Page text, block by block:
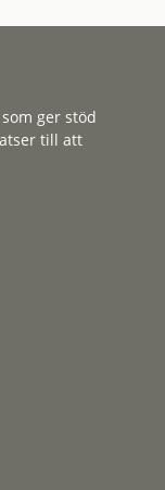
ger stöd
till att